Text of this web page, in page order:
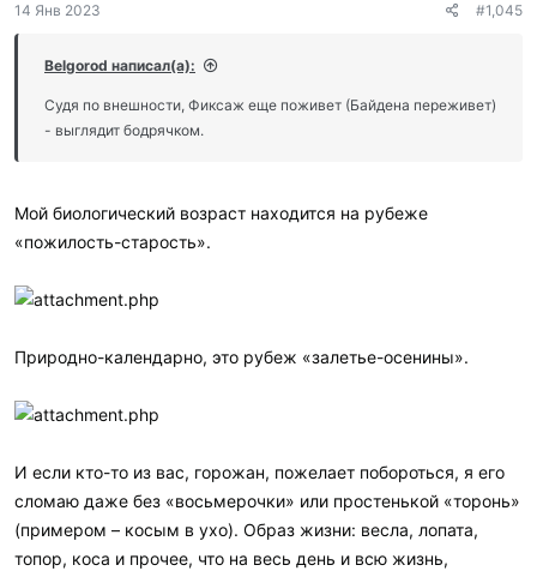
а
и
и
14 Янв 2023 #1,045
Belgorod написал(а):
Судя по внешности, Фиксаж еще поживет (Байдена переживет)
- выглядит бодрячком.
Мой биологический возраст находится на рубеже
«пожилость-старость».
Природно-календарно, это рубеж «залетье-осенины».
И если кто-то из вас, горожан, пожелает побороться, я его
сломаю даже без «восьмерочки» или простенькой «торонь»
(примером – косым в ухо). Образ жизни: весла, лопата,
топор, коса и прочее, что на весь день и всю жизнь,